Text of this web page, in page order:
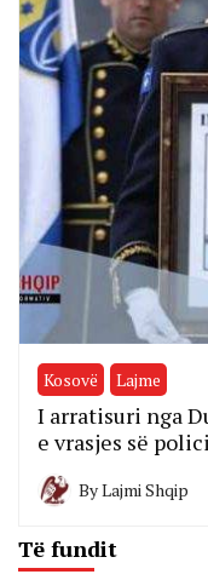
Kosovë Lajme
I arratisuri nga
e vrasjes së
ByLajmi Shqip
Të fundit